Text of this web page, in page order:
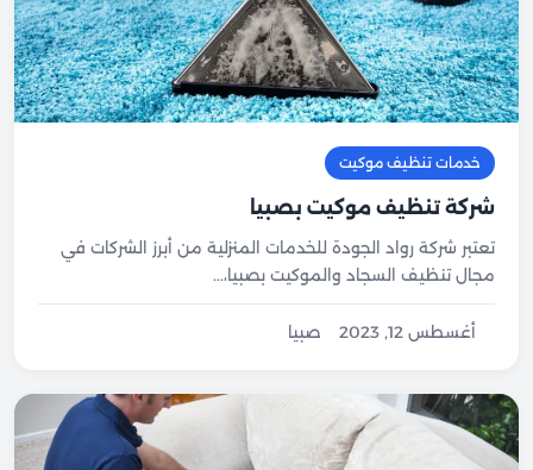
خدمات تنظيف موكيت
شركة تنظيف موكيت بصبيا
تعتبر شركة رواد الجودة للخدمات المنزلية من أبرز الشركات في
مجال تنظيف السجاد والموكيت بصبيا،...
أغسطس 12, 2023 صبيا